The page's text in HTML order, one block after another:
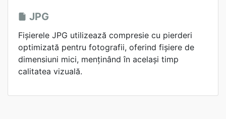
JPG
Fișierele JPG utilizează compresie cu pierderi
optimizată pentru fotografii, oferind fișiere de
dimensiuni mici, menținând în același timp
calitatea vizuală.